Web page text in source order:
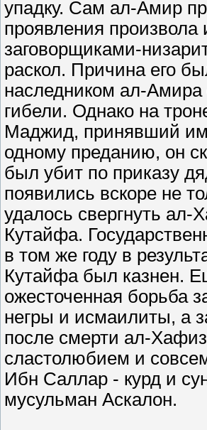
упадку. Сам ал-Амир
проявления произвола
заговорщиками-
раскол. Причина его
наследником ал-Амира
гибели. Однако на
Маджид, принявший
одному преданию, он
был убит по приказу
появились вскоре не
удалось свергнуть
Кутайфа.
в том же году в
Кутайфа был казнен.
ожесточенная борьба
негры и исмаилиты, а
после смерти ал-
сластолюбием и
Ибн Саллар - курд и
мусульман Аскалон.